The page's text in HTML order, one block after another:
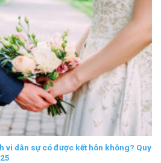
vi dân sự có được kết hôn không? Quy